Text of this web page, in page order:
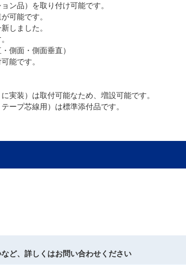
ン品）を取り付け可能です。
可能です。
しました。
側面・側面垂直）
能です。
実装）は取付可能なため、増設可能です。
ープ芯線用）は標準添付品です。
ど、詳しくはお問い合わせください